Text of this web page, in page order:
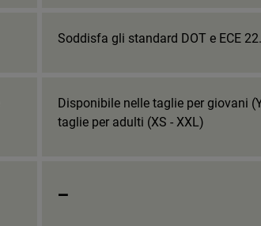
Soddisfa gli standard DOT e ECE
Disponibile nelle taglie per giovani
taglie per adulti (XS - XXL)
_